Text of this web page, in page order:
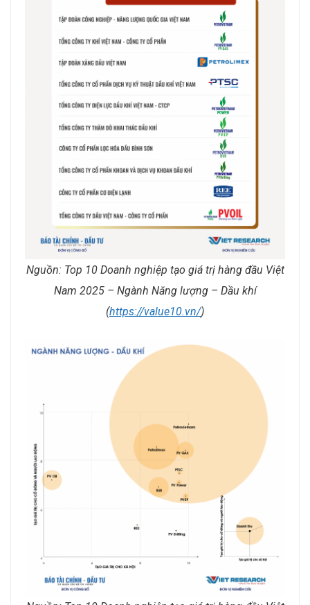
Nguồn: Top 10 Doanh nghiệp tạo giá trị hàng đầu Việt
Nam 2025 – Ngành Năng lượng – Dầu khí
(https://value10.vn/)